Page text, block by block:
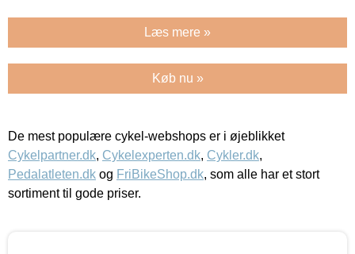
Læs mere »
Køb nu »
De mest populære cykel-webshops er i øjeblikket
Cykelpartner.dk, Cykelexperten.dk, Cykler.dk,
Pedalatleten.dk og FriBikeShop.dk, som alle har et stort
sortiment til gode priser.